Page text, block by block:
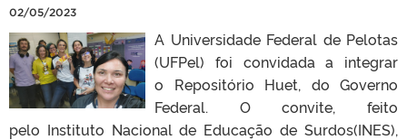
02/05/2023
A Universidade Federal de Pelotas
(UFPel) foi convidada a integrar
o Repositório Huet, do Governo
Federal. O convite, feito
pelo Instituto Nacional de Educação de Surdos(INES),